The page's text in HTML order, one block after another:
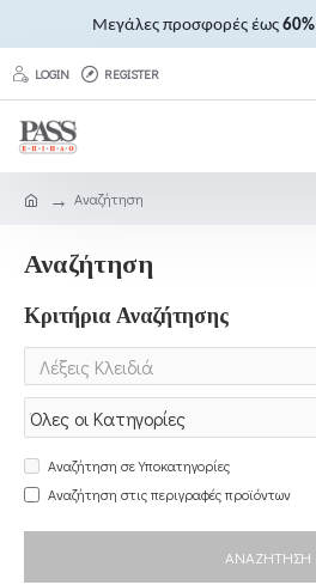
Μεγάλες προσφορές έως 60%
LOGIN REGISTER
Αναζήτηση
Αναζήτηση
Κριτήρια Αναζήτησης
Αναζήτηση σε Υποκατηγορίες
Αναζήτηση στις περιγραφές προϊόντων
ΑΝΑΖΉΤΗΣΗ